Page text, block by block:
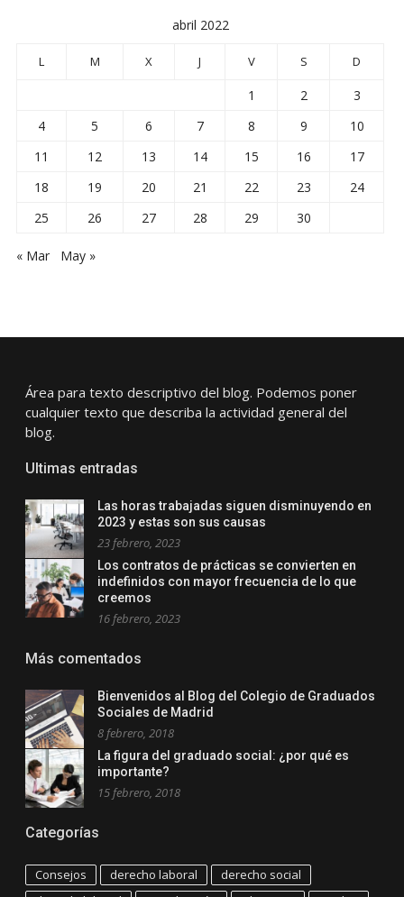
abril 2022
L M X J V S D
1 2
3
4
5 6 7 8 9
10
11
12 13 14 15 16
17
18
19 20 21 22 23
24
25
26 27 28 29 30
« Mar May »
Área para texto descriptivo del blog. Podemos poner
cualquier texto que describa la actividad general del
blog.
Ultimas entradas
Las horas trabajadas siguen disminuyendo en
2023 y estas son sus causas
23 febrero, 2023
Los contratos de prácticas se convierten en
indefinidos con mayor frecuencia de lo que
creemos
16 febrero, 2023
Más comentados
Bienvenidos al Blog del Colegio de Graduados
Sociales de Madrid
8 febrero, 2018
La figura del graduado social: ¿por qué es
importante?
15 febrero, 2018
Categorías
Consejos derecho laboral
derecho social